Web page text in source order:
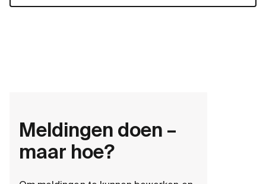
Meldingen doen –
maar hoe?